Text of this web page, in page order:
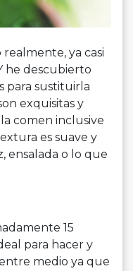
ya casi
he descubierto
para sustituirla
exquisitas y
comen inclusive
es suave y
ensalada o lo que
15
para hacer y
medio ya que